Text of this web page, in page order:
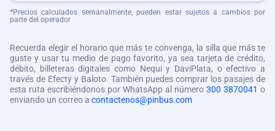
*Precios calculados semanalmente, pueden estar sujetos a cambios por
parte del operador
Recuerda elegir el horario que más te convenga, la silla que más te
guste y usar tu medio de pago favorito, ya sea tarjeta de crédito,
débito, billeteras digitales como Nequi y DaviPlata, o efectivo a
través de Efecty y Baloto. También puedes comprar los pasajes de
esta ruta escribiéndonos por WhatsApp al número 300 3870041 o
enviando un correo a contactenos@pinbus.com